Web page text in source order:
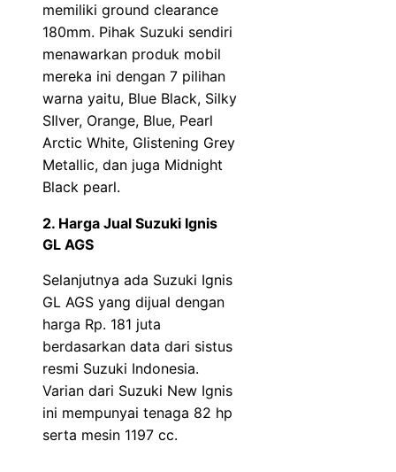
memiliki ground clearance
180mm. Pihak Suzuki sendiri
menawarkan produk mobil
mereka ini dengan 7 pilihan
warna yaitu, Blue Black, Silky
SIlver, Orange, Blue, Pearl
Arctic White, Glistening Grey
Metallic, dan juga Midnight
Black pearl.
2. Harga Jual Suzuki Ignis
GL AGS
Selanjutnya ada Suzuki Ignis
GL AGS yang dijual dengan
harga Rp. 181 juta
berdasarkan data dari sistus
resmi Suzuki Indonesia.
Varian dari Suzuki New Ignis
ini mempunyai tenaga 82 hp
serta mesin 1197 cc.